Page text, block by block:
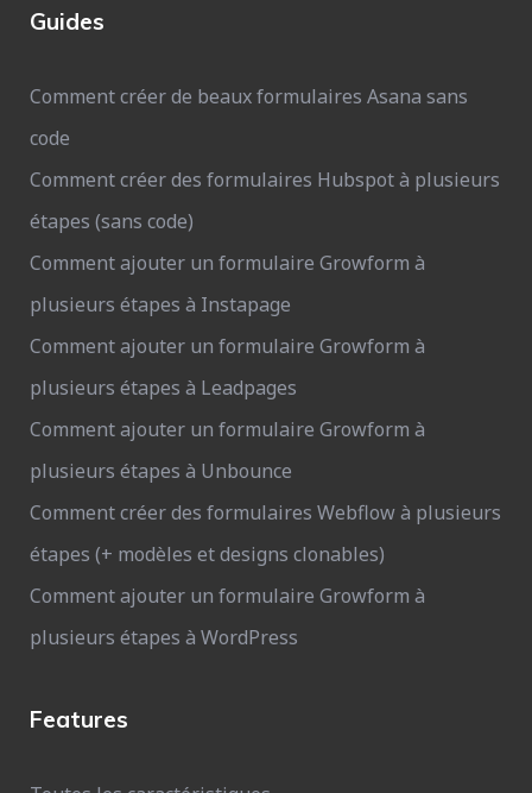
Guides
Comment créer de beaux formulaires Asana sans
code
Comment créer des formulaires Hubspot à plusieurs
étapes (sans code)
Comment ajouter un formulaire Growform à
plusieurs étapes à Instapage
Comment ajouter un formulaire Growform à
plusieurs étapes à Leadpages
Comment ajouter un formulaire Growform à
plusieurs étapes à Unbounce
Comment créer des formulaires Webflow à plusieurs
étapes (+ modèles et designs clonables)
Comment ajouter un formulaire Growform à
plusieurs étapes à WordPress
Features